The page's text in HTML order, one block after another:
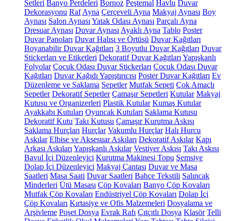
Setleri Banyo Perdeleri Bornoz Peştemal Havlu Duvar
Dekorasyonu Raf Ayna Çerçeveli Ayna Makyaj Aynası Boy
Aynası Salon Aynası Yatak Odası Aynası Parçalı Ayna
Dresuar Aynası Duvar Aynası Ayaklı Ayna Tablo Poster
Duvar Panoları Duvar Halısı ve Örtüsü Duvar Kağıtları
Boyanabilir Duvar Kağıtları 3 Boyutlu Duvar Kağıtları Duvar
Stickerları ve Etiketleri Dekoratif Duvar Kağıtları Yapışkanlı
Folyolar Çocuk Odası Duvar Stickerları Çocuk Odası Duvar
Kağıtları Duvar Kağıdı Yapıştırıcısı Poster Duvar Kağıtları Ev
Düzenleme ve Saklama Sepetler Mutfak Sepeti Çok Amaçlı
Sepetler Dekoratif Sepetler Çamaşır Sepetleri Kutular Makyaj
Kutusu ve Organizerleri Plastik Kutular Kumaş Kutular
Ayakkabı Kutuları Oyuncak Kutuları Saklama Kutusu
Dekoratif Kutu Takı Kutusu Çamaşır Kurutma Askısı
Saklama Hurçları Hurçlar Vakumlu Hurçlar Halı Hurcu
Askılar Elbise ve Aksesuar Askıları Dekoratif Askılar Kapı
Arkası Askıları Yapışkanlı Askılar Vestiyer Askısı Takı Askısı
Bavul İçi Düzenleyici Kurutma Makinesi Topu Şemsiye
Dolap İçi Düzenleyici Makyaj Çantası Duvar ve Masa
Saatleri Masa Saati Duvar Saatleri Bahçe Tekstili Salıncak
Minderleri Ütü Masası Çöp Kovaları Banyo Çöp Kovaları
Mutfak Çöp Kovaları Endüstriyel Çöp Kovaları Dolap İçi
Çöp Kovaları Kırtasiye ve Ofis Malzemeleri Dosyalama ve
Arşivleme Poşet Dosya Evrak Rafı Çıtçıtlı Dosya Klasör Telli